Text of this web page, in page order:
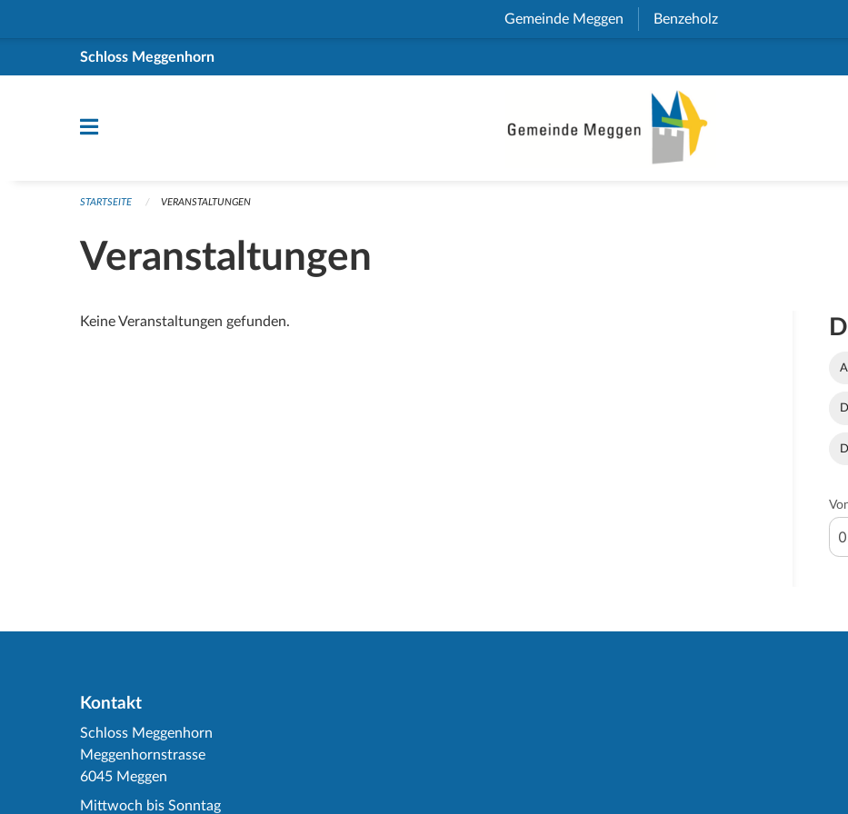
Gemeinde Meggen (External Link)
Benzeholz(External Link)
Schloss Meggenhorn
STARTSEITE VERANSTALTUNGEN
Veranstaltungen
Keine Veranstaltungen gefunden.
Kontakt
Schloss Meggenhorn
Meggenhornstrasse
6045 Meggen
Mittwoch bis Sonntag